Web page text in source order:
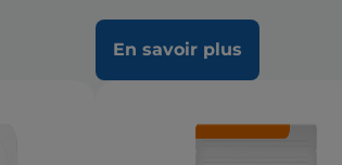
En savoir plus